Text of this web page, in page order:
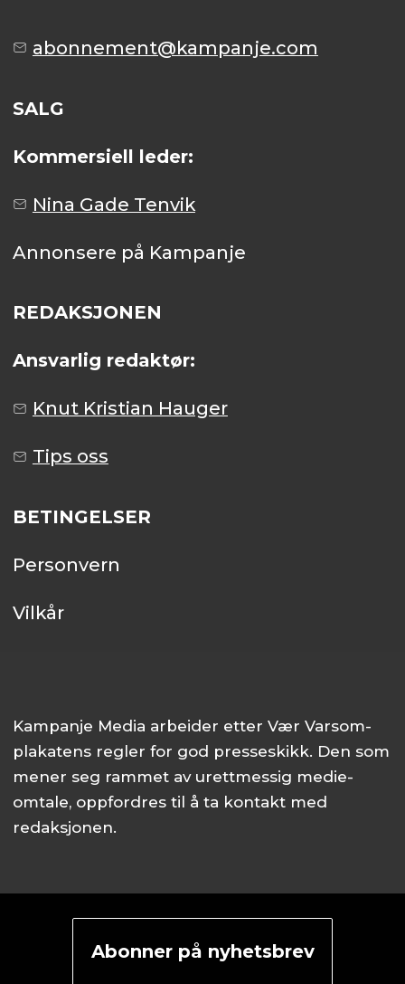
abonnement@kampanje.com
SALG
Kommersiell leder:
Nina Gade Tenvik
Annonsere på Kampanje
REDAKSJONEN
Ansvarlig redaktør:
Knut Kristian Hauger
Tips oss
BETINGELSER
Personvern
Vilkår
Kampanje Media arbeider etter Vær Varsom-
plakatens regler for god presseskikk. Den som
mener seg rammet av urettmessig medie­
omtale, oppfordres til å ta kontakt med
redaksjonen.
Abonner på nyhetsbrev